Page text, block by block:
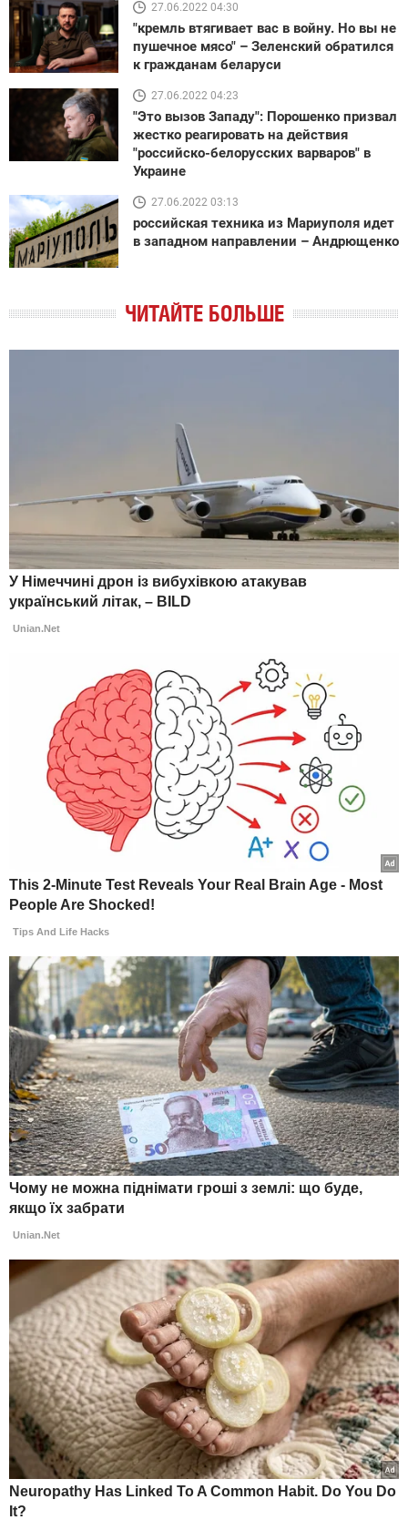
27.06.2022 04:30
"кремль втягивает вас в войну. Но вы не
пушечное мясо" – Зеленский обратился
к гражданам беларуси
27.06.2022 04:23
"Это вызов Западу": Порошенко призвал
жестко реагировать на действия
"российско-белорусских варваров" в
Украине
27.06.2022 03:13
российская техника из Мариуполя идет
в западном направлении – Андрющенко
ЧИТАЙТЕ БОЛЬШЕ